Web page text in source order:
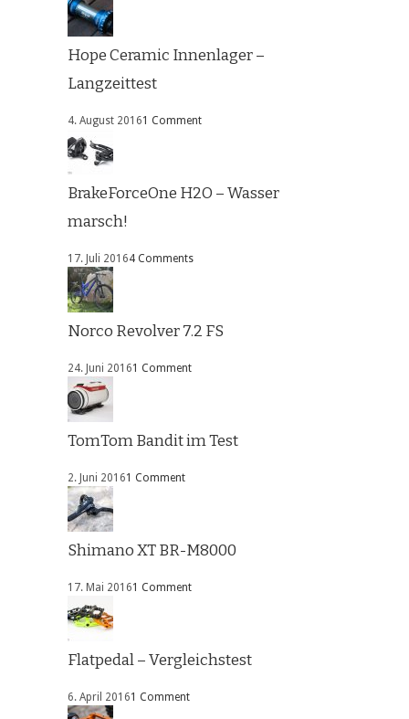
Hope Ceramic Innenlager –
Langzeittest
4. August 20161 Comment
BrakeForceOne H2O – Wasser
marsch!
17. Juli 20164 Comments
Norco Revolver 7.2 FS
24. Juni 20161 Comment
TomTom Bandit im Test
2. Juni 20161 Comment
Shimano XT BR-M8000
17. Mai 20161 Comment
Flatpedal – Vergleichstest
6. April 20161 Comment